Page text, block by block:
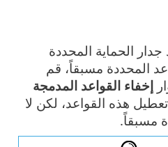
جدار الحماية المحددة
المحددة مسبقاً، قم
إخفاء القواعد المدمجة
هذه القواعد، لكن لا
مسبقاً.